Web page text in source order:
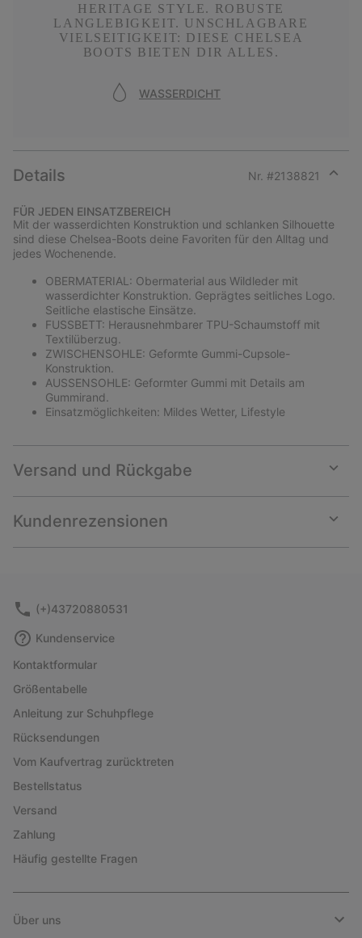
HERITAGE STYLE. ROBUSTE
LANGLEBIGKEIT. UNSCHLAGBARE
VIELSEITIGKEIT: DIESE CHELSEA
BOOTS BIETEN DIR ALLES.
WASSERDICHT
Details Nr. #2138821
section
FÜR JEDEN EINSATZBEREICH
Mit der wasserdichten Konstruktion und schlanken Silhouette
sind diese Chelsea-Boots deine Favoriten für den Alltag und
jedes Wochenende.
OBERMATERIAL: Obermaterial aus Wildleder mit
wasserdichter Konstruktion. Geprägtes seitliches Logo.
Seitliche elastische Einsätze.
FUSSBETT: Herausnehmbarer TPU-Schaumstoff mit
Textilüberzug.
ZWISCHENSOHLE: Geformte Gummi-Cupsole-
Konstruktion.
AUSSENSOHLE: Geformter Gummi mit Details am
Gummirand.
Einsatzmöglichkeiten: Mildes Wetter, Lifestyle
Versand und Rückgabe
or
Kundenrezensionen
or
(+)43720880531
Kundenservice
Kontaktformular
Größentabelle
Anleitung zur Schuhpflege
Rücksendungen
Vom Kaufvertrag zurücktreten
Bestellstatus
Versand
Zahlung
Häufig gestellte Fragen
Über uns